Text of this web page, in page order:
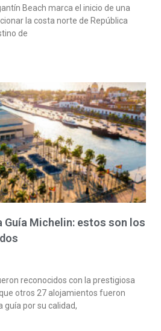
Beach marca el inicio de una
la costa norte de República
de
Guía Michelin: estos son los
reconocidos con la prestigiosa
otros 27 alojamientos fueron
guía por su calidad,